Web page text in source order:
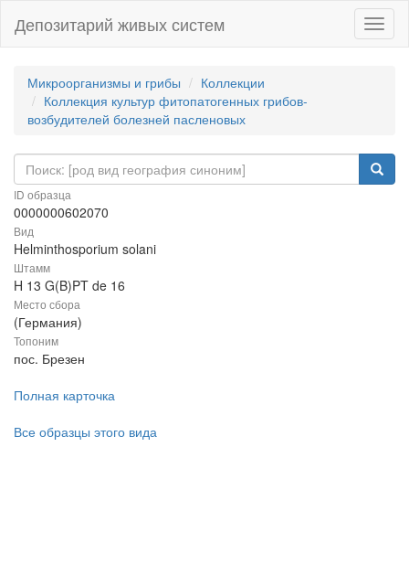
Депозитарий живых систем
Микроорганизмы и грибы
Коллекции
Коллекция культур фитопатогенных грибов-
возбудителей болезней пасленовых
ID образца
0000000602070
Вид
Helminthosporium solani
Штамм
H 13 G(B)PT de 16
Место сбора
(Германия)
Топоним
пос. Брезен
Полная карточка
Все образцы этого вида